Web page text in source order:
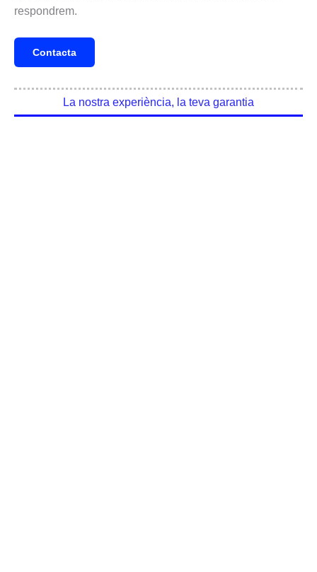
respondrem.
Contacta
La nostra experiència, la teva garantia